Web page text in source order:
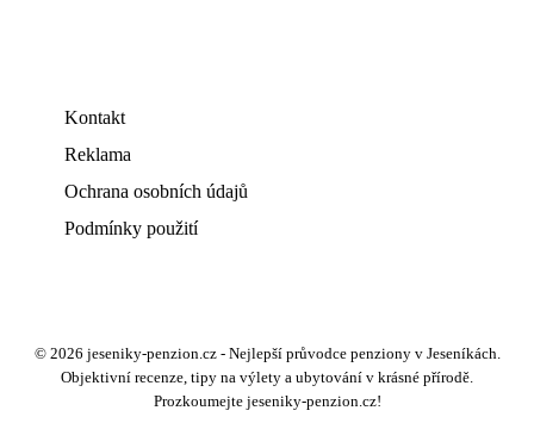
Kontakt
Reklama
Ochrana osobních údajů
Podmínky použití
© 2026 jeseniky-penzion.cz - Nejlepší průvodce penziony v Jeseníkách.
Objektivní recenze, tipy na výlety a ubytování v krásné přírodě.
Prozkoumejte jeseniky-penzion.cz!